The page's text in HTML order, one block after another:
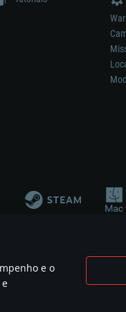
e o
participação no
the property of their